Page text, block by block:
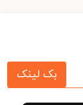
بک لینک